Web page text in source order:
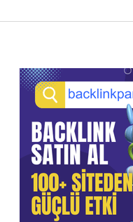
Sidebar